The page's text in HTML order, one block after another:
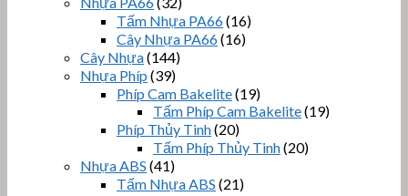
Tấm Nhựa PA66(16)
Cây Nhựa PA66(16)
Cây Nhựa(144)
Nhựa Phíp (39)
Phíp Cam Bakelite(19)
Tấm Phíp Cam Bakelite(19)
Phíp Thủy Tinh(20)
Tấm Phíp Thủy Tinh(20)
Nhựa ABS (41)
Tấm Nhựa ABS (21)